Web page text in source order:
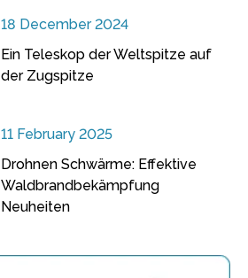
18 December 2024
Ein Teleskop der Weltspitze auf
der Zugspitze
11 February 2025
Drohnen Schwärme: Effektive
Waldbrandbekämpfung
Neuheiten